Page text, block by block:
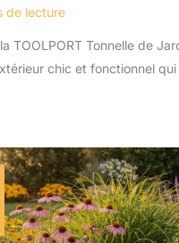
de lecture
TOOLPORT Tonnelle de
chic et fonctionnel qui